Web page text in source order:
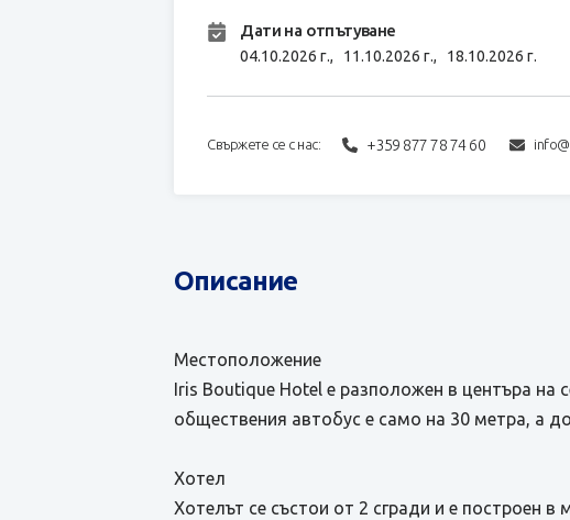
Дати на отпътуване
04.10.2026 г., 11.10.2026 г., 18.10.2026 г.
Свържете се с нас: +359 877 78 74 60
Описание
Местоположение
Iris Boutique Hotel е разположен в центъра на
обществения автобус е само на 30 метра, а
Хотел
Хотелът се състои от 2 сгради и е построен